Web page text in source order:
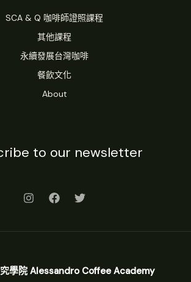
SCA & Q 咖啡師證照課程
其他課程
永續發展台灣咖啡
餐飲文化
About
to our newsletter
學院 Alessandro Coffee Academy